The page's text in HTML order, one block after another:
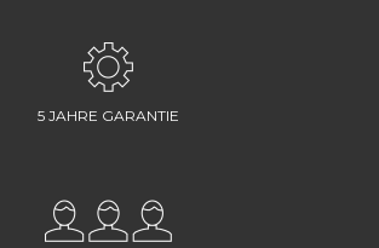
5 JAHRE GARANTIE